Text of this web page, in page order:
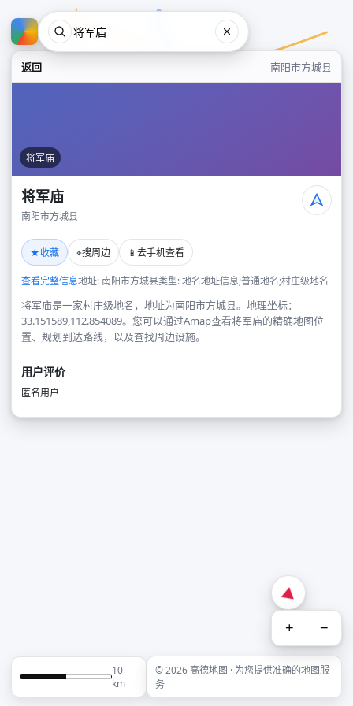
返回 南阳市方城县
将军庙
将军庙
南阳市方城县
★收藏 ⌖搜周边 📱 去手机查看
查看完整信息地址: 南阳市方城县类型: 地名地址信息;普通地名;村庄级地名
将军庙是一家村庄级地名，地址为南阳市方城县。地理坐标：
33.151589,112.854089。您可以通过Amap查看将军庙的精确地图位
置、规划到达路线，以及查找周边设施。
用户评价
匿名用户
+ −
10
km
© 2026 高德地图 · 为您提供准确的地图服
务